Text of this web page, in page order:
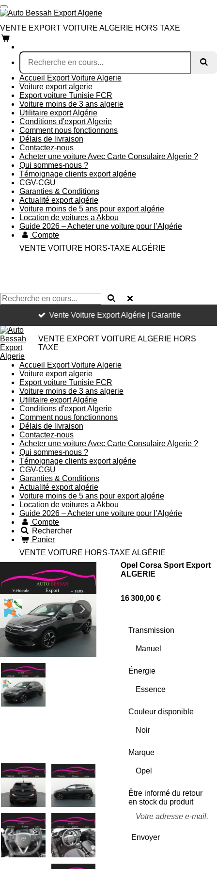
Passer
au
contenu
principal
VENTE EXPORT VOITURE ALGERIE HORS TAXE
Accueil Export Voiture Algerie
Voiture export algerie
Export voiture Tunisie FCR
Voiture moins de 3 ans algerie
Utilitaire export Algérie
Conditions d'export Algerie
Comment nous fonctionnons
Délais de livraison
Contactez-nous
Acheter une voiture Avec Carte Consulaire Algerie ?
Qui sommes-nous ?
Témoignage clients export algérie
CGV-CGU
Garanties & Conditions
Actualité export algérie
Voiture moins de 5 ans pour export algérie
Location de voitures a Akbou
Guide 2026 – Acheter une voiture pour l’Algérie
Compte
VENTE VOITURE HORS-TAXE ALGÉRIE
Vente Voiture Export Algérie | Garantie
VENTE EXPORT VOITURE ALGERIE HORS
TAXE
Accueil Export Voiture Algerie
Voiture export algerie
Export voiture Tunisie FCR
Voiture moins de 3 ans algerie
Utilitaire export Algérie
Conditions d'export Algerie
Comment nous fonctionnons
Délais de livraison
Contactez-nous
Acheter une voiture Avec Carte Consulaire Algerie ?
Qui sommes-nous ?
Témoignage clients export algérie
CGV-CGU
Garanties & Conditions
Actualité export algérie
Voiture moins de 5 ans pour export algérie
Location de voitures a Akbou
Guide 2026 – Acheter une voiture pour l’Algérie
Compte
Rechercher
Panier
VENTE VOITURE HORS-TAXE ALGÉRIE
Opel Corsa Sport Export
ALGERIE
16 300,00 €
Transmission
Énergie
Couleur disponible
Marque
Être informé du retour
en stock du produit
Envoyer